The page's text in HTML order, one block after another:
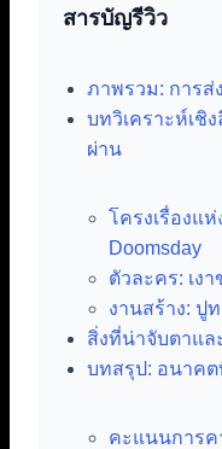
สารบัญรีวิว
ภาพรวม: การส่
บทวิเคราะห์เชิ
ผ่าน
โครงเรื่องแ
Doomsday
ตัวละคร: เง
งานสร้าง: ปู
สิ่งที่น่าจับตาแล
บทสรุป: อนาคต
คะแนนการ